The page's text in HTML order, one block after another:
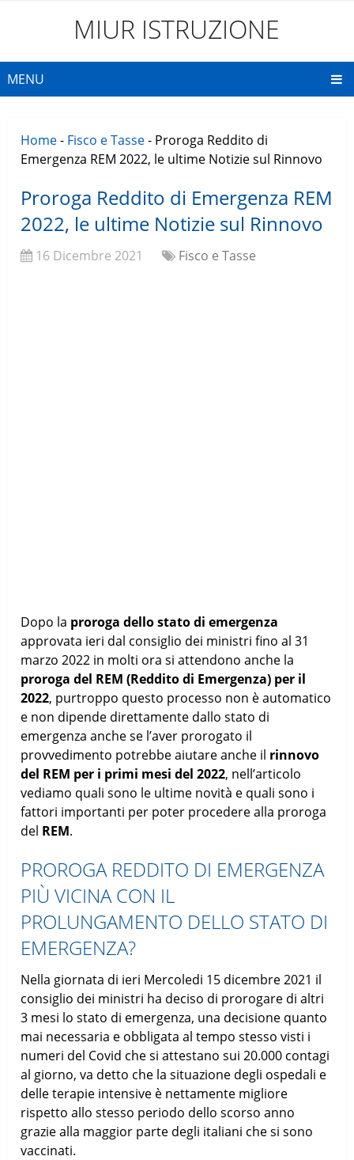
MIUR ISTRUZIONE
MENU
Home- Fisco e Tasse- Proroga Reddito di
Emergenza REM 2022, le ultime Notizie sul Rinnovo
Proroga Reddito di Emergenza REM
2022, le ultime Notizie sul Rinnovo
16 Dicembre 2021 Fisco e Tasse
Dopo la proroga dello stato di emergenza
approvata ieri dal consiglio dei ministri fino al 31
marzo 2022 in molti ora si attendono anche la
proroga del REM (Reddito di Emergenza) per il
2022, purtroppo questo processo non è automatico
e non dipende direttamente dallo stato di
emergenza anche se l’aver prorogato il
provvedimento potrebbe aiutare anche il rinnovo
del REM per i primi mesi del 2022, nell’articolo
vediamo quali sono le ultime novità e quali sono i
fattori importanti per poter procedere alla proroga
del REM.
PROROGA REDDITO DI EMERGENZA
PIÙ VICINA CON IL
PROLUNGAMENTO DELLO STATO DI
EMERGENZA?
Nella giornata di ieri Mercoledi 15 dicembre 2021 il
consiglio dei ministri ha deciso di prorogare di altri
3 mesi lo stato di emergenza, una decisione quanto
mai necessaria e obbligata al tempo stesso visti i
numeri del Covid che si attestano sui 20.000 contagi
al giorno, va detto che la situazione degli ospedali e
delle terapie intensive è nettamente migliore
rispetto allo stesso periodo dello scorso anno
grazie alla maggior parte degli italiani che si sono
vaccinati.